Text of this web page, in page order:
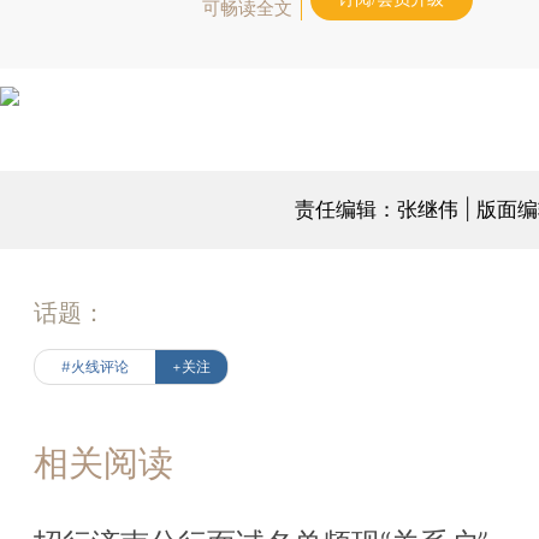
可畅读全文
责任编辑：张继伟 | 版面
话题：
#火线评论 +关注
相关阅读